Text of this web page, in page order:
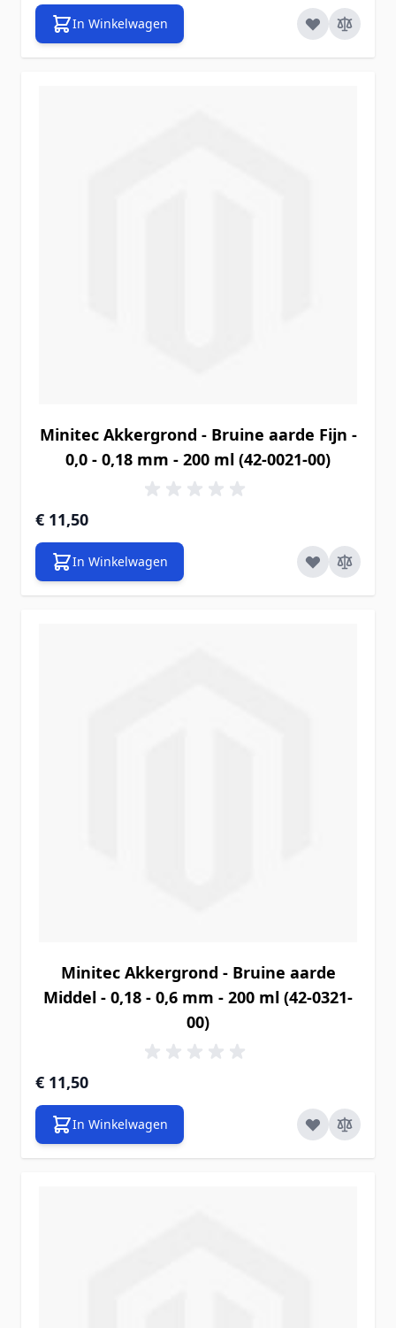
In Winkelwagen
Minitec Akkergrond - Bruine aarde Fijn -
0,0 - 0,18 mm - 200 ml (42-0021-00)
€ 11,50
In Winkelwagen
Minitec Akkergrond - Bruine aarde
Middel - 0,18 - 0,6 mm - 200 ml (42-0321-
00)
€ 11,50
In Winkelwagen